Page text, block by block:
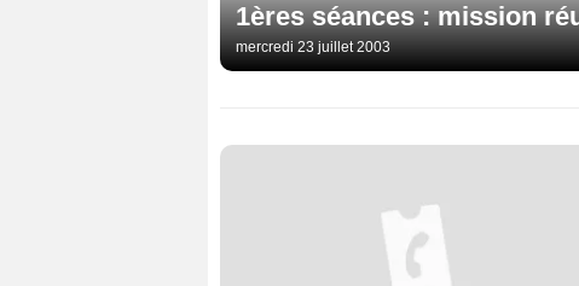
1ères séances : mission
mercredi 23 juillet 2003